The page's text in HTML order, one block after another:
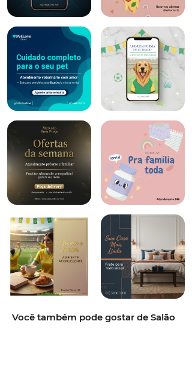
Você também pode gostar de Salão